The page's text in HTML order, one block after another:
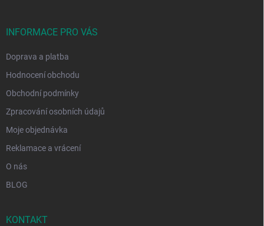
INFORMACE PRO VÁS
Doprava a platba
Hodnocení obchodu
Obchodní podmínky
Zpracování osobních údajů
Moje objednávka
Reklamace a vrácení
O nás
BLOG
KONTAKT